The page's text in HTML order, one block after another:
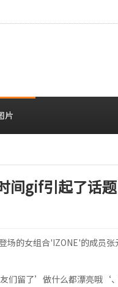
片
，美貌闪耀……安宥真，就算瞪
间gif引起了话题
场的女组合'IZONE'的成员
友们留了’做什么都漂亮哦